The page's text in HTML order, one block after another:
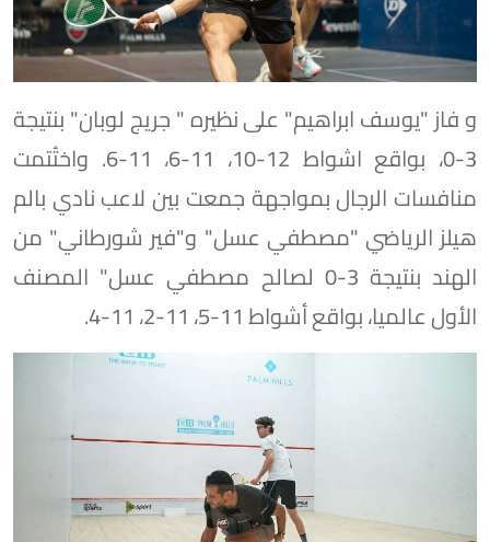
و فاز "يوسف ابراهيم" على نظيره " جريج لوبان" بنتيجة
3-0، بواقع اشواط 12-10، 11-6، 11-6. واختُتمت
منافسات الرجال بمواجهة جمعت بين لاعب نادي بالم
هيلز الرياضي "مصطفي عسل" و"فير شورطاني" من
الهند بنتيجة 3-0 لصالح مصطفي عسل" المصنف
الأول عالميا، بواقع أشواط 11-5، 11-2، 11-4.